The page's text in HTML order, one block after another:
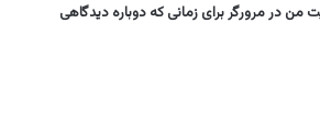
من در مرورگر برای زمانی که دوباره دیدگاهی